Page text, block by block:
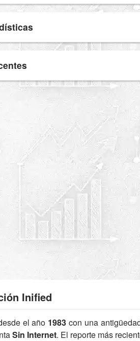
Inified
el año 1983 con una
Sin Internet. El reporte más